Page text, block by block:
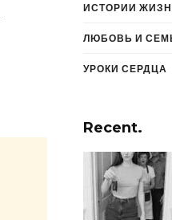
ИСТОРИИ
ЛЮБОВЬ И
УРОКИ СЕРДЦА
Recent.